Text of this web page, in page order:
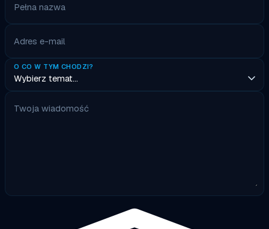
Pełna nazwa
Adres e-mail
O CO W TYM CHODZI?
Twoja wiadomość